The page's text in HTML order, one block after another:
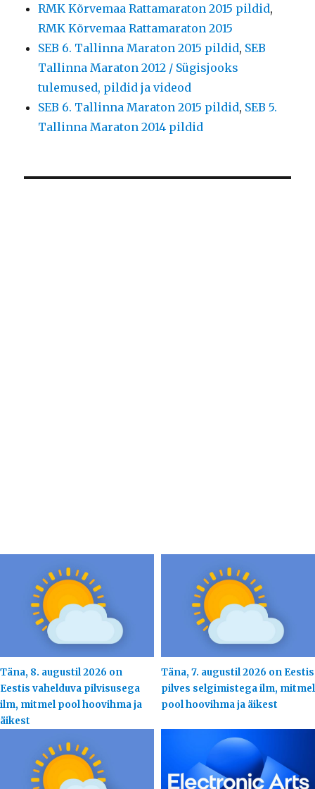
RMK Kõrvemaa Rattamaraton 2015 pildid,
RMK Kõrvemaa Rattamaraton 2015
SEB 6. Tallinna Maraton 2015 pildid, SEB
Tallinna Maraton 2012 / Sügisjooks
tulemused, pildid ja videod
SEB 6. Tallinna Maraton 2015 pildid, SEB 5.
Tallinna Maraton 2014 pildid
Täna, 8. augustil 2026 on
Eestis vahelduva pilvisusega
ilm, mitmel pool hoovihma ja
äikest
Täna, 7. augustil 2026 on Eestis
pilves selgimistega ilm, mitmel
pool hoovihma ja äikest